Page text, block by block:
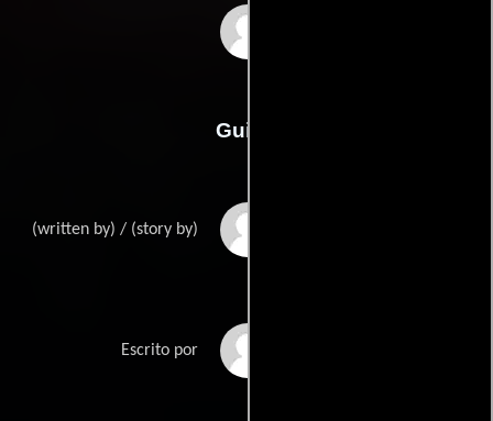
Guión
(written by) / (story by)
Escrito por